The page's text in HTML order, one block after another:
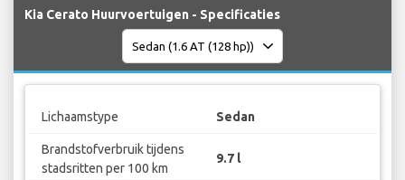
Kia Cerato Huurvoertuigen - Specificaties
Lichaamstype Sedan
Brandstofverbruik tijdens
stadsritten per 100 km
9.7 l